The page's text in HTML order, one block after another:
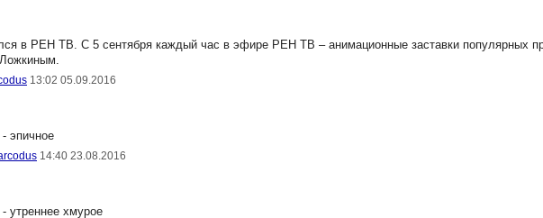
в РЕН ТВ. С 5 сентября каждый час в эфире РЕН ТВ – анимационные заставки популярных
13:02 05.09.2016
- эпичное
14:40 23.08.2016
- утреннее хмурое